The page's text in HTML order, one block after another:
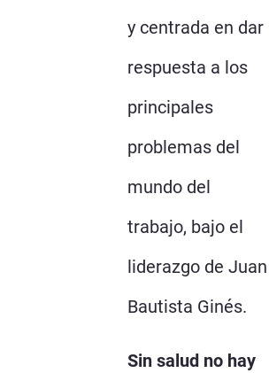
y centrada en dar
respuesta a los
principales
problemas del
mundo del
trabajo, bajo el
liderazgo de Juan
Bautista Ginés.
Sin salud no hay